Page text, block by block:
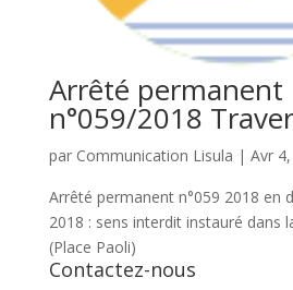
Arrêté permanent
n°059/2018
par Communication Lisula | Avr
Arrêté permanent n°059 2018 en
2018 : sens interdit instauré dans
(Place Paoli)
Contactez-nous